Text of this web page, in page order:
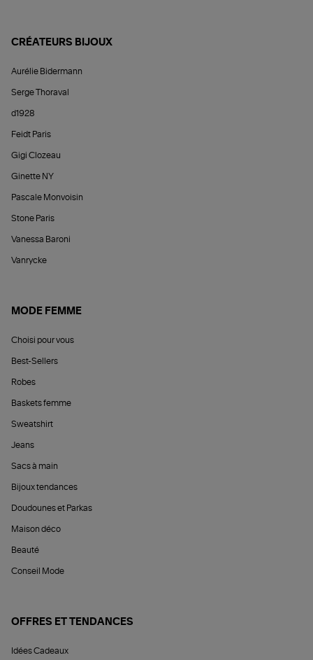
CRÉATEURS BIJOUX
Aurélie Bidermann
Serge Thoraval
d1928
Feidt Paris
Gigi Clozeau
Ginette NY
Pascale Monvoisin
Stone Paris
Vanessa Baroni
Vanrycke
MODE FEMME
Choisi pour vous
Best-Sellers
Robes
Baskets femme
Sweatshirt
Jeans
Sacs à main
Bijoux tendances
Doudounes et Parkas
Maison déco
Beauté
Conseil Mode
OFFRES ET TENDANCES
Idées Cadeaux